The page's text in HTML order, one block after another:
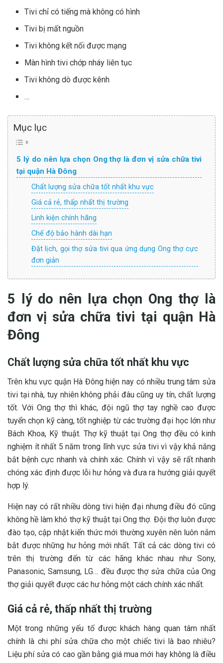
Tivi chỉ có tiếng mà không có hình
Tivi bị mất nguồn
Tivi không kết nối được mạng
Màn hình tivi chớp nháy liên tục
Tivi không dò được kênh
…
Mục lục
5 lý do nên lựa chọn Ong thợ là đơn vị sửa chữa tivi
tại quận Hà Đông
Chất lượng sửa chữa tốt nhất khu vực
Giá cả rẻ, thấp nhất thị trường
Linh kiện chính hãng
Chế độ bảo hành dài hạn
Đặt lịch, gọi thợ sửa tivi qua ứng dụng Ong thợ cực
đơn giản
5 lý do nên lựa chọn Ong thợ là
đơn vị sửa chữa tivi tại quận Hà
Đông
Chất lượng sửa chữa tốt nhất khu vực
Trên khu vực quận Hà Đông hiện nay có nhiều trung tâm sửa
tivi tại nhà, tuy nhiên không phải đâu cũng uy tín, chất lượng
tốt. Với Ong thợ thì khác, đội ngũ thợ tay nghề cao được
tuyển chọn kỹ càng, tốt nghiệp từ các trường đại học lớn như
Bách Khoa, Kỹ thuật. Thợ kỹ thuật tại Ong thợ đều có kinh
nghiệm ít nhất 5 năm trong lĩnh vực sửa tivi vì vậy khả năng
bắt bệnh cực nhanh và chính xác. Chính vì vậy sẽ rất nhanh
chóng xác định được lỗi hư hỏng và đưa ra hướng giải quyết
hợp lý.
Hiện nay có rất nhiều dòng tivi hiện đại nhưng điều đó cũng
không hề làm khó thợ kỹ thuật tại Ong thợ. Đội thợ luôn được
đào tạo, cập nhật kiến thức mới thường xuyên nên luôn nắm
bắt được những hư hỏng mới nhất. Tất cả các dòng tivi có
trên thị trường đến từ các hãng khác nhau như Sony,
Panasonic, Samsung, LG… đều được thợ sửa chữa của Ong
thợ giải quyết được các hư hỏng một cách chính xác nhất.
Giá cả rẻ, thấp nhất thị trường
Một trong những yếu tố được khách hàng quan tâm nhất
chính là chi phí sửa chữa cho một chiếc tivi là bao nhiêu?
Liệu phí sửa có cao gần bằng giá mua mới hay không là điều